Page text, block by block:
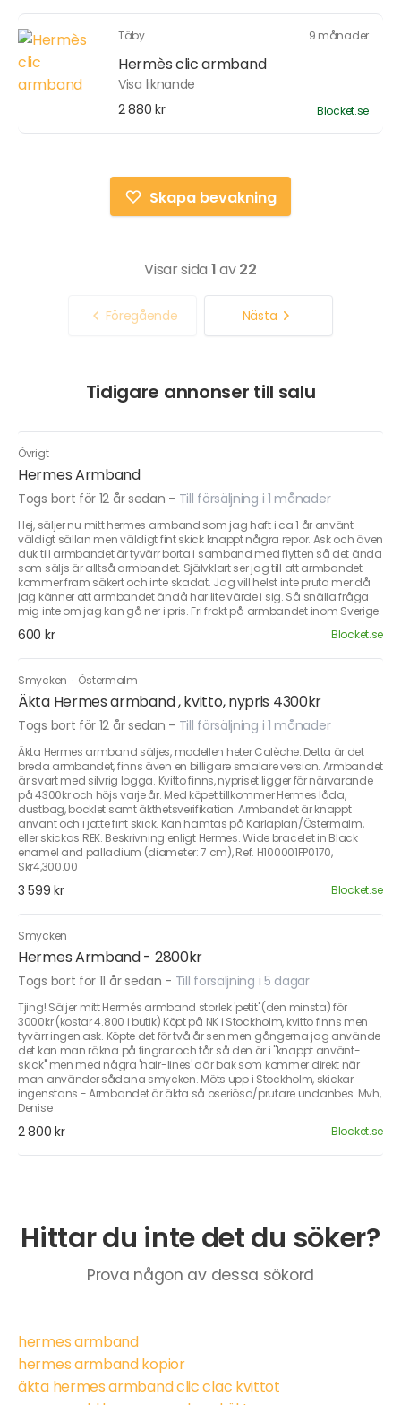
Täby 9 månader
Hermès clic armband
Visa liknande
2 880 kr
Blocket.se
Skapa bevakning
Visar sida 1av22
Föregående Nästa
Tidigare annonser till salu
Övrigt
Hermes Armband
Togs bort för 12 år sedan - Till försäljning i 1 månader
Hej, säljer nu mitt hermes armband som jag haft i ca 1 år använt
väldigt sällan men väldigt fint skick knappt några repor. Ask och även
duk till armbandet är tyvärr borta i samband med flytten så det ända
som säljs är alltså armbandet. Självklart ser jag till att armbandet
kommer fram säkert och inte skadat. Jag vill helst inte pruta mer då
jag känner att armbandet ändå har lite värde i sig. Så snälla fråga
mig inte om jag kan gå ner i pris. Fri frakt på armbandet inom Sverige.
600 kr Blocket.se
Smycken · Östermalm
Äkta Hermes armband , kvitto, nypris 4300kr
Togs bort för 12 år sedan - Till försäljning i 1 månader
Äkta Hermes armband säljes, modellen heter Calèche. Detta är det
breda armbandet, finns även en billigare smalare version. Armbandet
är svart med silvrig logga. Kvitto finns, nypriset ligger för närvarande
på 4300kr och höjs varje år. Med köpet tillkommer Hermes låda,
dustbag, bocklet samt äkthetsverifikation. Armbandet är knappt
använt och i jätte fint skick. Kan hämtas på Karlaplan/Östermalm,
eller skickas REK. Beskrivning enligt Hermes. Wide bracelet in Black
enamel and palladium (diameter: 7 cm), Ref. H100001FP0170,
Skr4,300.00
3 599 kr Blocket.se
Smycken
Hermes Armband - 2800kr
Togs bort för 11 år sedan - Till försäljning i 5 dagar
Tjing! Säljer mitt Hermés armband storlek 'petit' (den minsta) för
3000kr (kostar 4.800 i butik) Köpt på NK i Stockholm, kvitto finns men
tyvärr ingen ask. Köpte det för två år sen men gångerna jag använde
det kan man räkna på fingrar och tår så den är i ''knappt använt-
skick'' men med några 'hair-lines' där bak som kommer direkt när
man använder sådana smycken. Möts upp i Stockholm, skickar
ingenstans - Armbandet är äkta så oseriösa/prutare undanbes. Mvh,
Denise
2 800 kr Blocket.se
Hittar du inte det du söker?
Prova någon av dessa sökord
hermes armband
hermes armband kopior
äkta hermes armband clic clac kvittot